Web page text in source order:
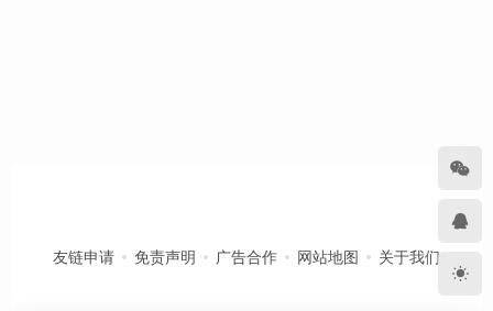
友链申请 免责声明 广告合作 网站地图 关于我们